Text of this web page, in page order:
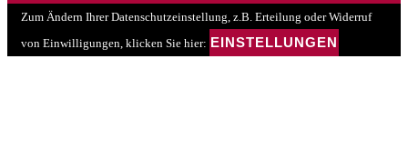
Zum Ändern Ihrer Datenschutzeinstellung, z.B. Erteilung oder Widerruf
von Einwilligungen, klicken Sie hier: EINSTELLUNGEN